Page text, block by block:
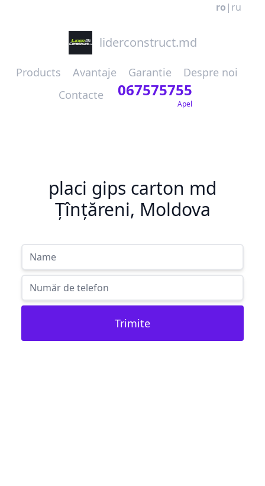
ro | ru
liderconstruct.md
Products Avantaje Garantie
Despre noi
Contacte
067575755
Apel
placi gips carton md
Țînțăreni, Moldova
Trimite